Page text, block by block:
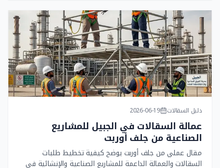
دليل السقالات 2026-06-19
عمالة السقالات في الجبيل للمشاريع
الصناعية من جلف أوربت
مقال عملي من جلف أوربت يوضح كيفية تخطيط طلبات
السقالات والعمالة الداعمة للمشاريع الصناعية والإنشائية في